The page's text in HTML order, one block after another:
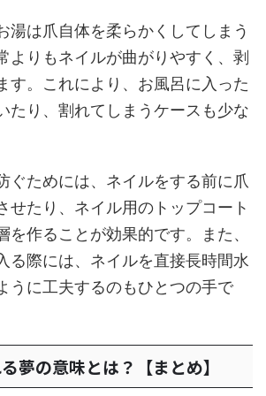
湯は爪自体を柔らかくしてしまう
よりもネイルが曲がりやすく、剥
す。これにより、お風呂に入った
たり、割れてしまうケースも少な
ぐためには、ネイルをする前に爪
せたり、ネイル用のトップコート
を作ることが効果的です。また、
る際には、ネイルを直接長時間水
うに工夫するのもひとつの手で
夢の意味とは？【まとめ】